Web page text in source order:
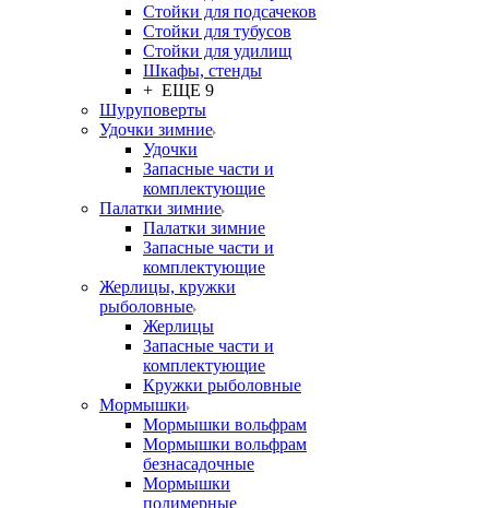
Стойки для подсачеков
Стойки для тубусов
Стойки для удилищ
Шкафы, стенды
+ ЕЩЕ 9
Шуруповерты
Удочки зимние
Удочки
Запасные части и
комплектующие
Палатки зимние
Палатки зимние
Запасные части и
комплектующие
Жерлицы, кружки
рыболовные
Жерлицы
Запасные части и
комплектующие
Кружки рыболовные
Мормышки
Мормышки вольфрам
Мормышки вольфрам
безнасадочные
Мормышки
полимерные